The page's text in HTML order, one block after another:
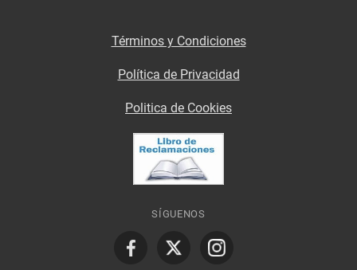
Términos y Condiciones
Política de Privacidad
Politica de Cookies
SÍGUENOS